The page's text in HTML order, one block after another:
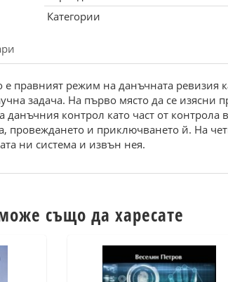
Категории
е правният режим на данъчната ревизия
задача. На първо място да се изясни
данъчния контрол като част от
провеждането и приключването й. На
ни система и извън нея.
също да харесате